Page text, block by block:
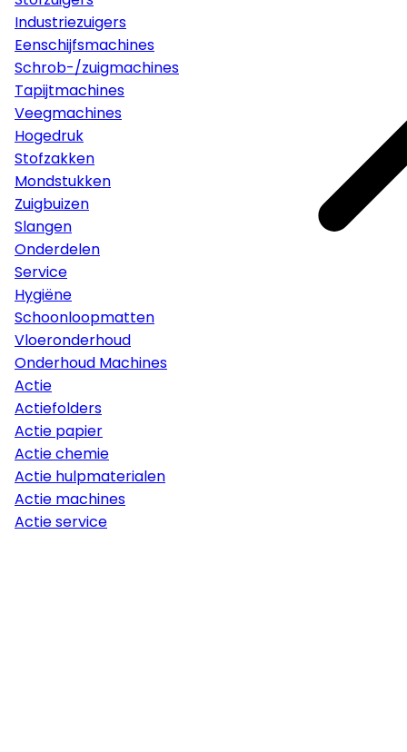
Industriezuigers
Eenschijfsmachines
Schrob-/zuigmachines
Tapijtmachines
Veegmachines
Hogedruk
Stofzakken
Mondstukken
Zuigbuizen
Slangen
Onderdelen
Service
Hygiëne
Schoonloopmatten
Vloeronderhoud
Onderhoud Machines
Actie
Actiefolders
Actie papier
Actie chemie
Actie hulpmaterialen
Actie machines
Actie service